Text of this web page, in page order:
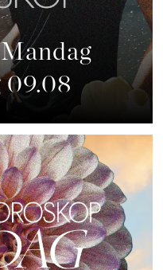
09.08